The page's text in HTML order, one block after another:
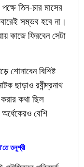
তিন-চার মাসের
সম্ভব হবে না।
কাজে ফিরবেন সেটা
শোনাবেন বিশিষ্ট
ছাড়াও রবীন্দ্রনাথ
কথা ছিল
বেশি
তনুশ্রী